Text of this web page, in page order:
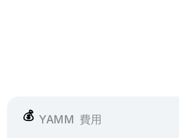
💰 YAMM 費用